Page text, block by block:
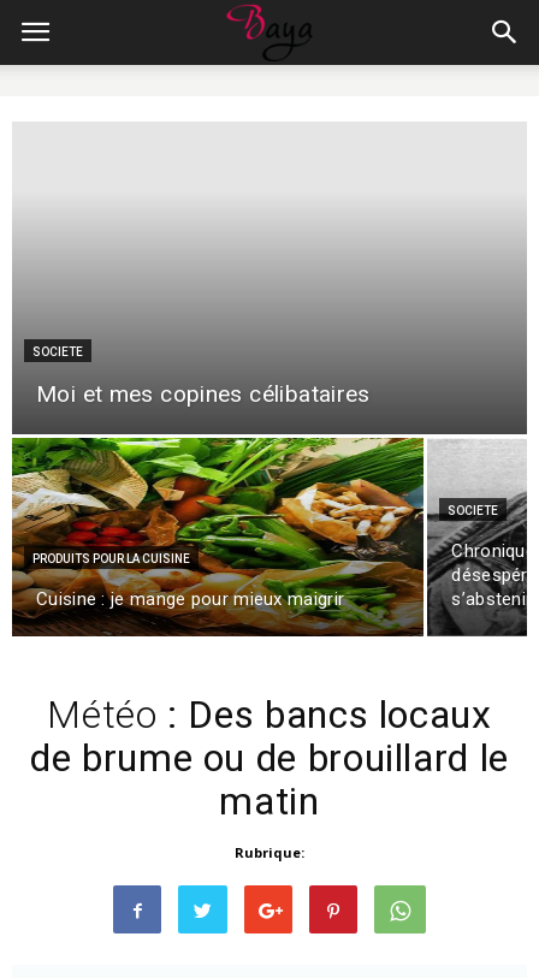
SOCIETE
Moi et mes copines célibataires
PRODUITS POUR LA CUISINE
Cuisine : je mange pour mieux maigrir
SOCIETE
s’abstenir
Météo : Des bancs locaux
de brume ou de brouillard le
matin
Rubrique: